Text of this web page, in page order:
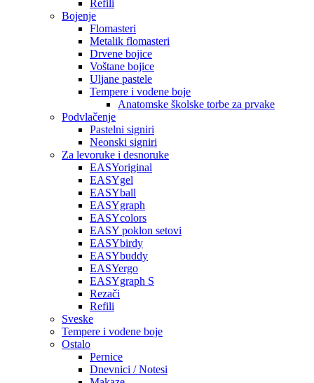
Refili
Bojenje
Flomasteri
Metalik flomasteri
Drvene bojice
Voštane bojice
Uljane pastele
Tempere i vodene boje
Anatomske školske torbe za prvake
Podvlačenje
Pastelni signiri
Neonski signiri
Za levoruke i desnoruke
EASYoriginal
EASYgel
EASYball
EASYgraph
EASYcolors
EASY poklon setovi
EASYbirdy
EASYbuddy
EASYergo
EASYgraph S
Rezači
Refili
Sveske
Tempere i vodene boje
Ostalo
Pernice
Dnevnici / Notesi